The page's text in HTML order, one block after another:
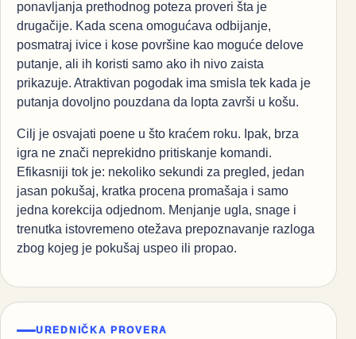
ponavljanja prethodnog poteza proveri šta je
drugačije. Kada scena omogućava odbijanje,
posmatraj ivice i kose površine kao moguće delove
putanje, ali ih koristi samo ako ih nivo zaista
prikazuje. Atraktivan pogodak ima smisla tek kada je
putanja dovoljno pouzdana da lopta završi u košu.
Cilj je osvajati poene u što kraćem roku. Ipak, brza
igra ne znači neprekidno pritiskanje komandi.
Efikasniji tok je: nekoliko sekundi za pregled, jedan
jasan pokušaj, kratka procena promašaja i samo
jedna korekcija odjednom. Menjanje ugla, snage i
trenutka istovremeno otežava prepoznavanje razloga
zbog kojeg je pokušaj uspeo ili propao.
UREDNIČKA PROVERA